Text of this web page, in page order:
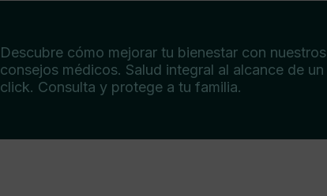
Descubre cómo mejorar tu bienestar con nuestros
consejos médicos. Salud integral al alcance de un
click. Consulta y protege a tu familia.